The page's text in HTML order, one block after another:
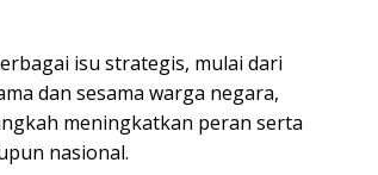
isu strategis, mulai dari
dan sesama warga negara,
meningkatkan peran serta
nasional.